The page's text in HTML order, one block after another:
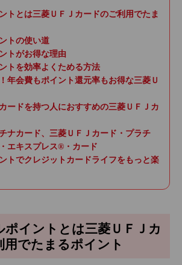
トとは三菱ＵＦＪカードのご利用でたま
トの使い道
トがお得な理由
トを効率よくためる方法
年会費もポイント還元率もお得な三菱Ｕ
ードを持つ人におすすめの三菱ＵＦＪカ
ナカード、三菱ＵＦＪカード・プラチ
エキスプレス®・カード
トでクレジットカードライフをもっと楽
ポイントとは三菱ＵＦＪカ
用でたまるポイント